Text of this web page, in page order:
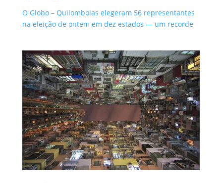
O Globo – Quilombolas elegeram 56 representantes
na eleição de ontem em dez estados — um recorde